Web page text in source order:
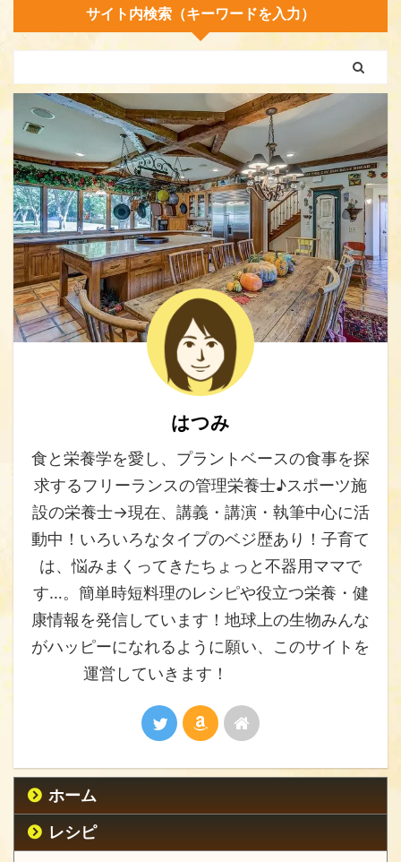
サイト内検索（キーワードを入力）
はつみ
食と栄養学を愛し、プラントベースの食事を探
求するフリーランスの管理栄養士♪スポーツ施
設の栄養士→現在、講義・講演・執筆中心に活
動中！いろいろなタイプのベジ歴あり！子育て
は、悩みまくってきたちょっと不器用ママで
す…。簡単時短料理のレシピや役立つ栄養・健
康情報を発信しています！地球上の生物みんな
がハッピーになれるように願い、このサイトを
運営していきます！
ホーム
レシピ